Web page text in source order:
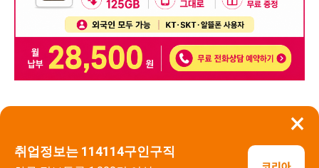
×
취업정보는 114114구인구직